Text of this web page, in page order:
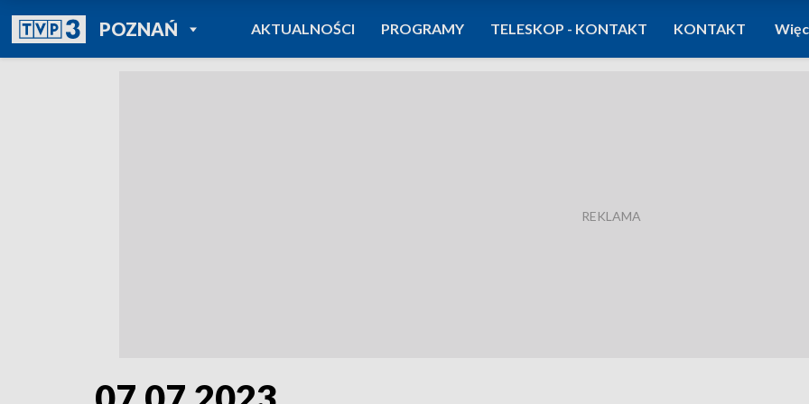
POZNAŃPOWRÓT DO
TVP REGIONY
AKTUALNOŚCI PROGRAMY TELESKOP - KONTAKT KONTAKT